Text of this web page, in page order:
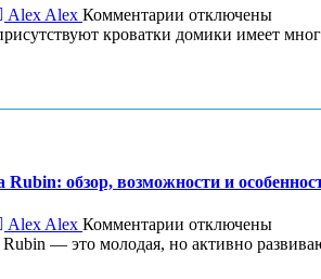
Alex Alex Комментарии к
записи
детской
отключены
кроватки домики имеет
обзор, возможности и
Alex Alex Комментарии к
записи
отключены
— это молодая, но активно